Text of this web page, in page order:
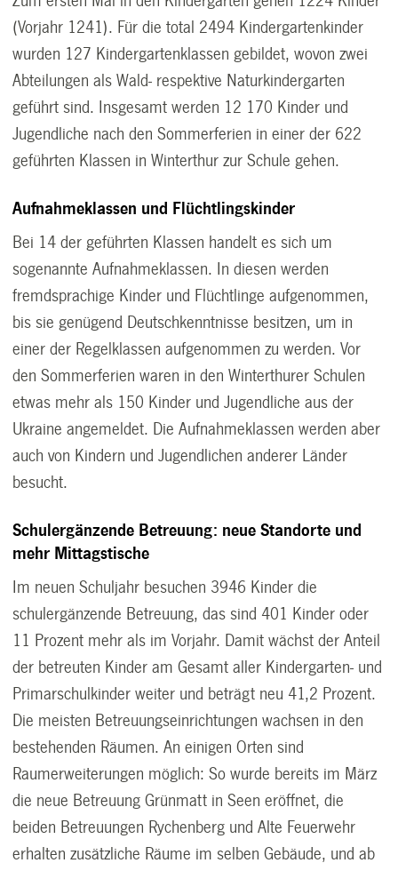
(Vorjahr 1241). Für die total 2494 Kindergartenkinder
wurden 127 Kindergartenklassen gebildet, wovon zwei
Abteilungen als Wald- respektive Naturkindergarten
geführt sind. Insgesamt werden 12 170 Kinder und
Jugendliche nach den Sommerferien in einer der 622
geführten Klassen in Winterthur zur Schule gehen.
Aufnahmeklassen und Flüchtlingskinder
Bei 14 der geführten Klassen handelt es sich um
sogenannte Aufnahmeklassen. In diesen werden
fremdsprachige Kinder und Flüchtlinge aufgenommen,
bis sie genügend Deutschkenntnisse besitzen, um in
einer der Regelklassen aufgenommen zu werden. Vor
den Sommerferien waren in den Winterthurer Schulen
etwas mehr als 150 Kinder und Jugendliche aus der
Ukraine angemeldet. Die Aufnahmeklassen werden aber
auch von Kindern und Jugendlichen anderer Länder
besucht.
Schulergänzende Betreuung: neue Standorte und
mehr Mittagstische
Im neuen Schuljahr besuchen 3946 Kinder die
schulergänzende Betreuung, das sind 401 Kinder oder
11 Prozent mehr als im Vorjahr. Damit wächst der Anteil
der betreuten Kinder am Gesamt aller Kindergarten- und
Primarschulkinder weiter und beträgt neu 41,2 Prozent.
Die meisten Betreuungseinrichtungen wachsen in den
bestehenden Räumen. An einigen Orten sind
Raumerweiterungen möglich: So wurde bereits im März
die neue Betreuung Grünmatt in Seen eröffnet, die
beiden Betreuungen Rychenberg und Alte Feuerwehr
erhalten zusätzliche Räume im selben Gebäude, und ab